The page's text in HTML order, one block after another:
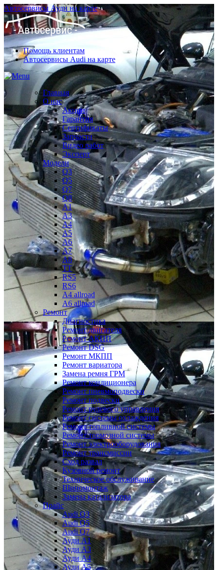
Автосервисы Ауди на карте
Помощь клиентам
Автосервисы Audi на карте
Главная
О нас
Акции
Гарантия
Сертификаты
Запчасти
Видео работ
Эксперт
Модели
Q3
Q5
Q7
Q8
A1
A3
A4
A5
A6
A7
A8
TT
RS5
RS6
A4 allroad
A6 allroad
Ремонт
Диагностика
Ремонт двигателя
Ремонт АКПП
Ремонт DSG
Ремонт МКПП
Ремонт вариатора
Замена ремня ГРМ
Ремонт кондиционера
Ремонт пневмоподвески
Ремонт подвески
Ремонт рулевого управления
Ремонт системы охлаждения
Ремонт топливной системы
Ремонт тормозной системы
Ремонт электрооборудования
Ремонт трансмиссии
Сход развал
Кузовной ремонт
Техническое обслуживание
Шиномонтаж
Замена катализатора
Прайс
Audi Q3
Audi Q5
Audi Q7
Ауди А1
Ауди А3
Ауди А4
Ауди A5